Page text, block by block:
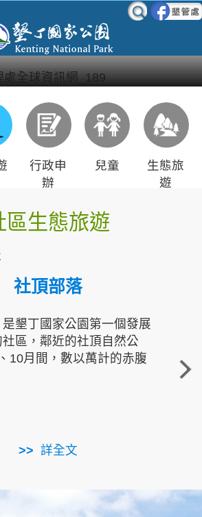
行政申
辦
兒童
生態旅
遊
區生態旅遊
社頂部落
墾丁國家公園第一個發展
區，鄰近的社頂自然公
10月間，數以萬計的赤腹
詳全文
重
走進